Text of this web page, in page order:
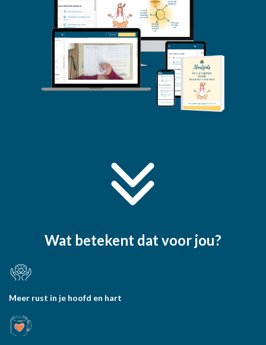
Wat betekent dat voor jou?
Meer rust in je hoofd en hart